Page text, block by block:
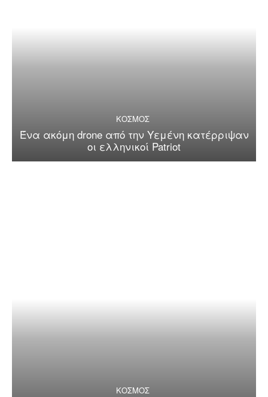
ΚΟΣΜΟΣ
Ένα ακόμη drone από την Υεμένη κατέρριψαν
οι ελληνικοί Patriot
ΚΟΣΜΟΣ